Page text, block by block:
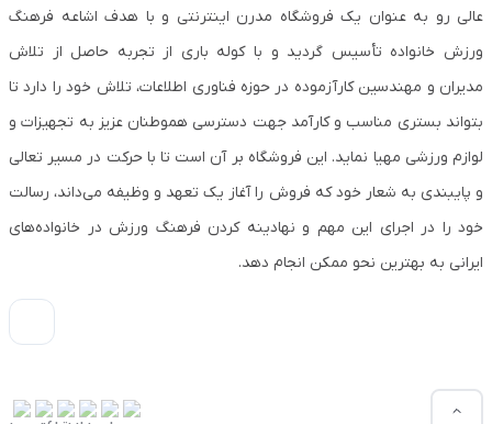
عالی رو به عنوان یک فروشگاه مدرن اینترنتی و با هدف اشاعه فرهنگ
ورزش خانواده تأسیس گردید و با کوله باری از تجربه حاصل از تلاش
مدیران و مهندسین کارآزموده در حوزه فناوری اطلاعات، تلاش خود را دارد تا
بتواند بستری مناسب و کارآمد جهت دسترسی هموطنان عزیز به تجهیزات و
لوازم ورزشی مهیا نماید. این فروشگاه بر آن است تا با حرکت در مسیر تعالی
و پایبندی به شعار خود که فروش را آغاز یک تعهد و وظیفه می‌داند، رسالت
خود را در اجرای این مهم و نهادینه کردن فرهنگ ورزش در خانواده‌های
ایرانی به بهترین نحو ممکن انجام دهد.